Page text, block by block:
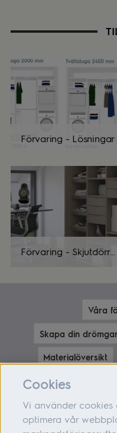
Förvaring - Lösningar
Förvaring - Skjutdörrar
Våra
Skapa din
Materialöversikt
Cookies
Vi använder
optimera vår